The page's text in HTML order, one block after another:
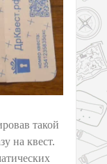
такой
на квест.